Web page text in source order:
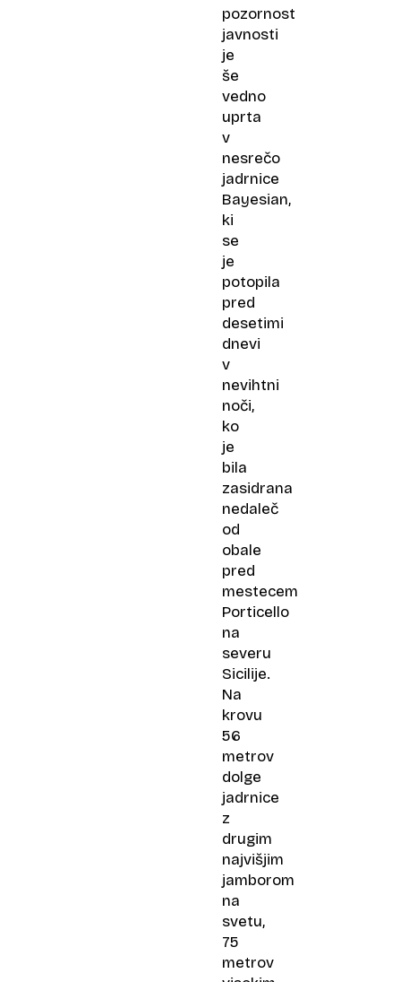
pozornost
javnosti
je
še
vedno
uprta
v
nesrečo
jadrnice
Bayesian,
ki
se
je
potopila
pred
desetimi
dnevi
v
nevihtni
noči,
ko
je
bila
zasidrana
nedaleč
od
obale
pred
mestecem
Porticello
na
severu
Sicilije.
Na
krovu
56
metrov
dolge
jadrnice
z
drugim
najvišjim
jamborom
na
svetu,
75
metrov